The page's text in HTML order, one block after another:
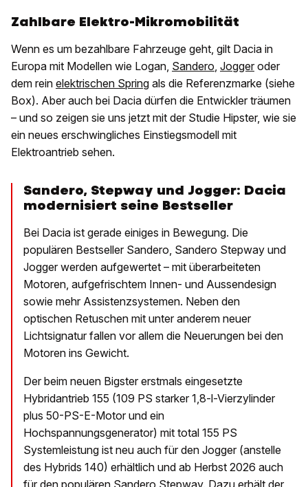
Zahlbare Elektro-Mikromobilität
Wenn es um bezahlbare Fahrzeuge geht, gilt Dacia in
Europa mit Modellen wie Logan, Sandero, Jogger oder
dem rein elektrischen Spring als die Referenzmarke (siehe
Box). Aber auch bei Dacia dürfen die Entwickler träumen
– und so zeigen sie uns jetzt mit der Studie Hipster, wie sie
ein neues erschwingliches Einstiegsmodell mit
Elektroantrieb sehen.
Sandero, Stepway und Jogger: Dacia
modernisiert seine Bestseller
Bei Dacia ist gerade einiges in Bewegung. Die
populären Bestseller Sandero, Sandero Stepway und
Jogger werden aufgewertet – mit überarbeiteten
Motoren, aufgefrischtem Innen- und Aussendesign
sowie mehr Assistenzsystemen. Neben den
optischen Retuschen mit unter anderem neuer
Lichtsignatur fallen vor allem die Neuerungen bei den
Motoren ins Gewicht.
Der beim neuen Bigster erstmals eingesetzte
Hybridantrieb 155 (109 PS starker 1,8-l-Vierzylinder
plus 50-PS-E-Motor und ein
Hochspannungsgenerator) mit total 155 PS
Systemleistung ist neu auch für den Jogger (anstelle
des Hybrids 140) erhältlich und ab Herbst 2026 auch